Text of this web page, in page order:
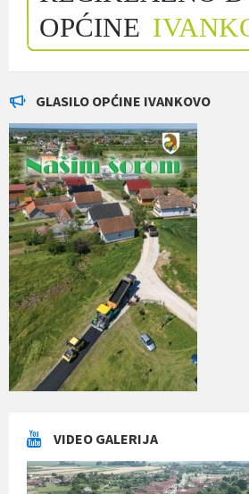
GLASILO OPĆINE IVANKOVO
VIDEO GALERIJA